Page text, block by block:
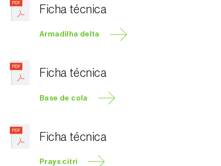
Ficha técnica
Armadilha delta
Ficha técnica
Base de cola
Ficha técnica
Prays citri